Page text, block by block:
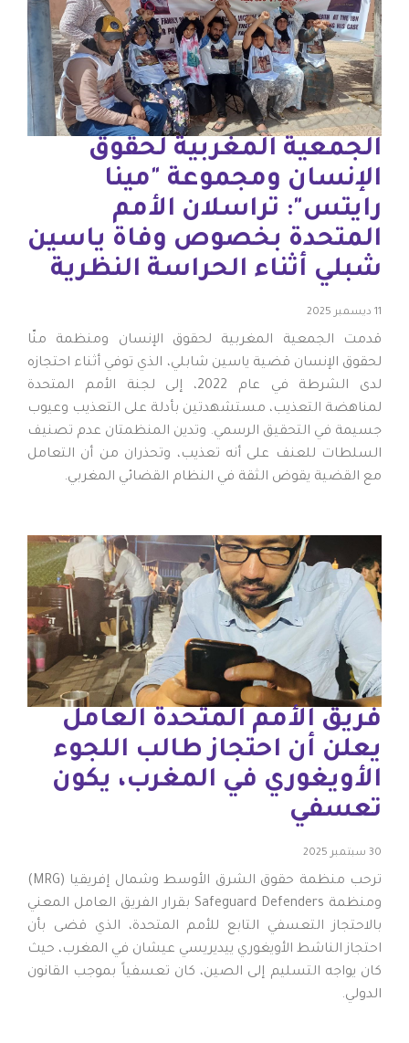
الجمعية المغربية لحقوق
الإنسان ومجموعة "مينا
رايتس": تراسلان الأمم
المتحدة بخصوص وفاة ياسين
شبلي أثناء الحراسة النظرية
11 ديسمبر 2025
قدمت الجمعية المغربية لحقوق الإنسان ومنظمة منّا
لحقوق الإنسان قضية ياسين شابلي، الذي توفي أثناء احتجازه
لدى الشرطة في عام 2022، إلى لجنة الأمم المتحدة
لمناهضة التعذيب، مستشهدتين بأدلة على التعذيب وعيوب
جسيمة في التحقيق الرسمي. وتدين المنظمتان عدم تصنيف
السلطات للعنف على أنه تعذيب، وتحذران من أن التعامل
مع القضية يقوض الثقة في النظام القضائي المغربي.
فريق الأمم المتحدة العامل
يعلن أن احتجاز طالب اللجوء
الأويغوري في المغرب، يكون
تعسفي
30 سبتمبر 2025
ترحب منظمة حقوق الشرق الأوسط وشمال إفريقيا (MRG)
ومنظمة Safeguard Defenders بقرار الفريق العامل المعني
بالاحتجاز التعسفي التابع للأمم المتحدة، الذي قضى بأن
احتجاز الناشط الأويغوري ييديريسي عيشان في المغرب، حيث
كان يواجه التسليم إلى الصين، كان تعسفياً بموجب القانون
الدولي.